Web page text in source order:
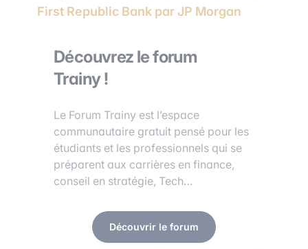
First Republic Bank par JP Morgan
Découvrez le forum
Trainy !
Le Forum Trainy est l’espace
communautaire gratuit pensé pour les
étudiants et les professionnels qui se
préparent aux carrières en finance,
conseil en stratégie, Tech…
Découvrir le forum